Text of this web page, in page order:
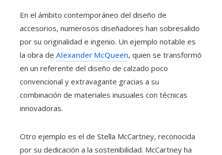
En el ámbito contemporáneo del diseño de
accesorios, numerosos diseñadores han sobresalido
por su originalidad e ingenio. Un ejemplo notable es
la obra de Alexander McQueen, quien se transformó
en un referente del diseño de calzado poco
convencional y extravagante gracias a su
combinación de materiales inusuales con técnicas
innovadoras.
Otro ejemplo es el de Stella McCartney, reconocida
por su dedicación a la sostenibilidad. McCartney ha